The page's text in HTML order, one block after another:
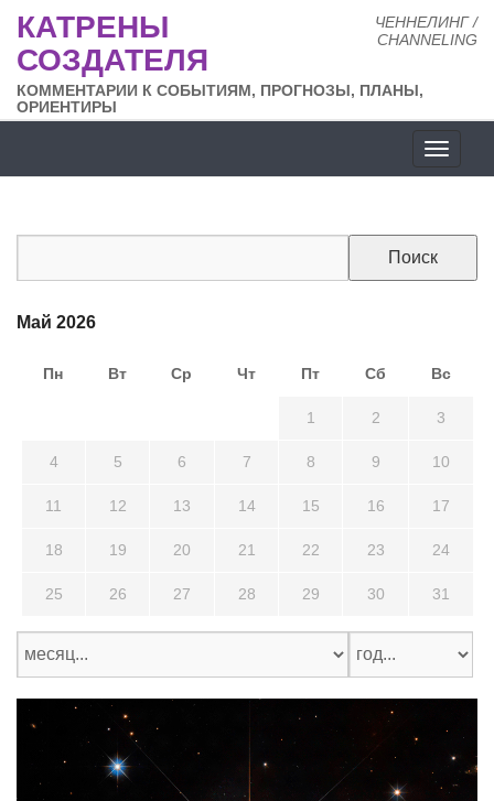
ЧЕННЕЛИНГ /
CHANNELING
КАТРЕНЫ
СОЗДАТЕЛЯ
КОММЕНТАРИИ К СОБЫТИЯМ, ПРОГНОЗЫ, ПЛАНЫ,
ОРИЕНТИРЫ
сайта
Май 2026
Пн Вт Ср Чт Пт Сб Вс
1 2 3
4 5 6 7 8 9 10
11 12 13 14 15 16 17
18 19 20 21 22 23 24
25 26 27 28 29 30 31